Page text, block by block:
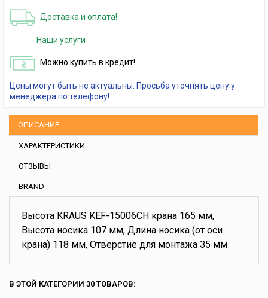
Доставка и оплата!
Наши услуги
Можно купить в кредит!
Цены могут быть не актуальны. Просьба уточнять цену у
менеджера по телефону!
ОПИСАНИЕ
ХАРАКТЕРИСТИКИ
ОТЗЫВЫ
BRAND
Высота KRAUS KEF-15006CH крана 165 мм,
Высота носика 107 мм, Длина носика (от оси
крана) 118 мм, Отверстие для монтажа 35 мм
В ЭТОЙ КАТЕГОРИИ 30 ТОВАРОВ: